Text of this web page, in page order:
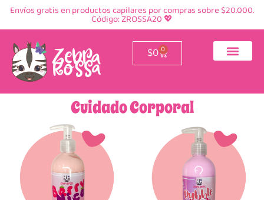
Envíos gratis en productos capilares por compras sobre $20.000.
Código: ZROSSA20 💖
$0 0
Cuidado Corporal